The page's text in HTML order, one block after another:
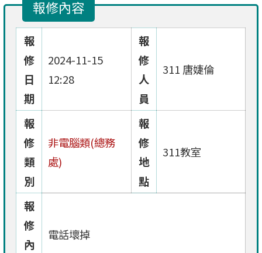
報修內容
報
修
日
期
2024-11-15
12:28
報
修
人
員
311 唐婕倫
報
修
類
別
非電腦類(總務
處)
報
修
地
點
311教室
報
修
內
電話壞掉